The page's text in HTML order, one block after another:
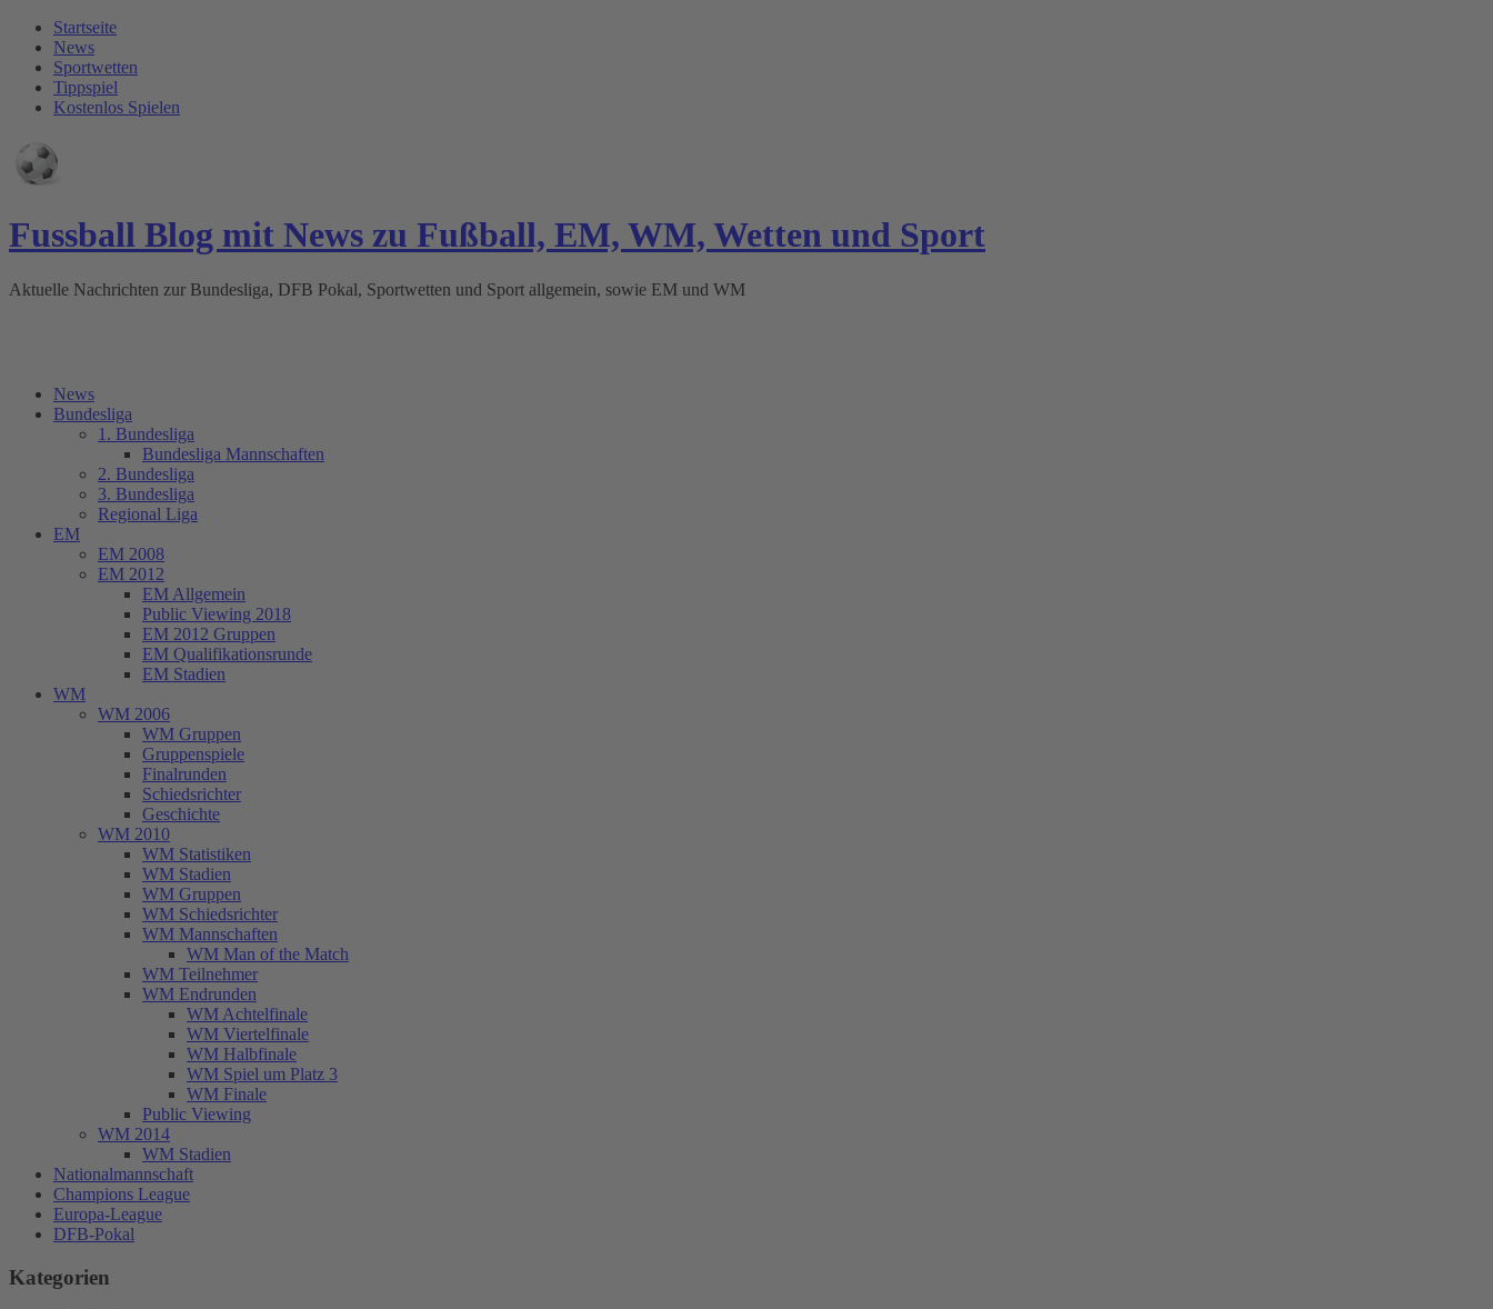
Startseite
News
Sportwetten
Tippspiel
Kostenlos Spielen
Fussball Blog mit News zu Fußball, EM, WM, Wetten und Sport
Aktuelle Nachrichten zur Bundesliga, DFB Pokal, Sportwetten und Sport allgemein, sowie EM und WM
News
Bundesliga
1. Bundesliga
Bundesliga Mannschaften
2. Bundesliga
3. Bundesliga
Regional Liga
EM
EM 2008
EM 2012
EM Allgemein
Public Viewing 2018
EM 2012 Gruppen
EM Qualifikationsrunde
EM Stadien
WM
WM 2006
WM Gruppen
Gruppenspiele
Finalrunden
Schiedsrichter
Geschichte
WM 2010
WM Statistiken
WM Stadien
WM Gruppen
WM Schiedsrichter
WM Mannschaften
WM Man of the Match
WM Teilnehmer
WM Endrunden
WM Achtelfinale
WM Viertelfinale
WM Halbfinale
WM Spiel um Platz 3
WM Finale
Public Viewing
WM 2014
WM Stadien
Nationalmannschaft
Champions League
Europa-League
DFB-Pokal
Kategorien